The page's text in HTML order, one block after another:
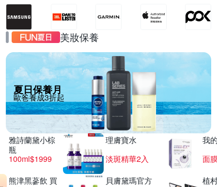
美妝保養
夏日保養月
歐爸養成3折起
雅詩蘭黛小棕
瓶
100ml$1999
理膚寶水
淡斑精華2入
我
面
熊津黑蔘飲 買
貝膚黛瑪官方
植